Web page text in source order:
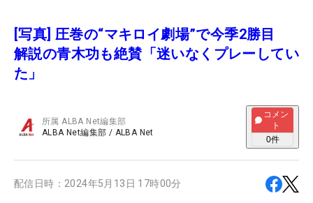
[写真] 圧巻の“マキロイ劇場”で今季2勝目
解説の青木功も絶賛「迷いなくプレーしてい
た」
所属ALBA Net編集部
ALBA Net編集部 / ALBA Net
コメン
ト
0件
配信日時： 2024年5月13日 17時00分